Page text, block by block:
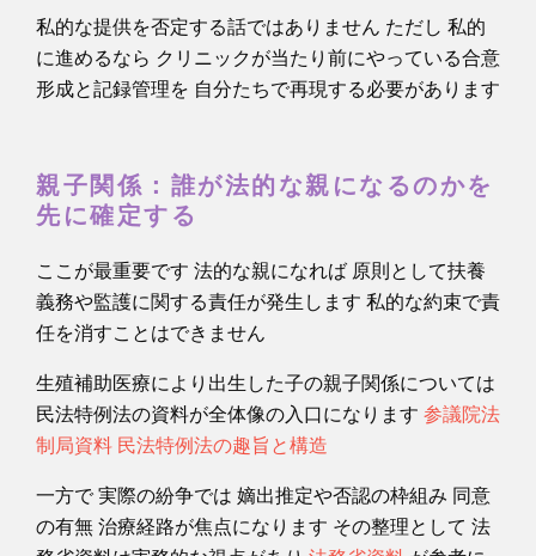
私的な提供を否定する話ではありません ただし 私的
に進めるなら クリニックが当たり前にやっている合意
形成と記録管理を 自分たちで再現する必要があります
親子関係：誰が法的な親になるのかを
先に確定する
ここが最重要です 法的な親になれば 原則として扶養
義務や監護に関する責任が発生します 私的な約束で責
任を消すことはできません
生殖補助医療により出生した子の親子関係については
民法特例法の資料が全体像の入口になります 参議院法
制局資料 民法特例法の趣旨と構造
一方で 実際の紛争では 嫡出推定や否認の枠組み 同意
の有無 治療経路が焦点になります その整理として 法